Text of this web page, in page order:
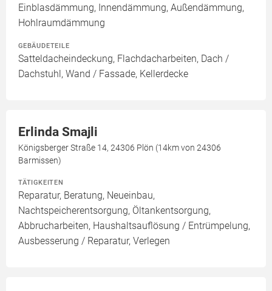
Einblasdämmung, Innendämmung, Außendämmung,
Hohlraumdämmung
GEBÄUDETEILE
Satteldacheindeckung, Flachdacharbeiten, Dach /
Dachstuhl, Wand / Fassade, Kellerdecke
Erlinda Smajli
Königsberger Straße 14, 24306 Plön (14km von 24306
Barmissen)
TÄTIGKEITEN
Reparatur, Beratung, Neueinbau,
Nachtspeicherentsorgung, Öltankentsorgung,
Abbrucharbeiten, Haushaltsauflösung / Entrümpelung,
Ausbesserung / Reparatur, Verlegen